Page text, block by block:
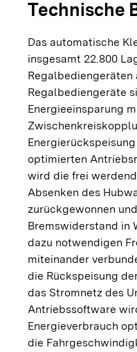
Technische
Das automatische
insgesamt 22.800
Regalbediengeräten
Regalbediengeräte
Energieeinsparung
optimierten
wird die frei
Absenken des
zurückgewonnen
Bremswiderstand in
dazu notwendigen
miteinander
die Rückspeisung
das Stromnetz des
Antriebssoftware
Energieverbrauch
die